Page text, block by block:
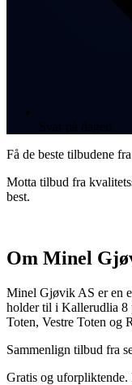
Få de beste tilbudene
Motta tilbud fra
best.
Om Minel
Minel Gjøvik AS er en
holder til i Kallerudlia
Toten, Vestre Toten og
Sammenlign tilbud fra
Gratis og uforpliktende.